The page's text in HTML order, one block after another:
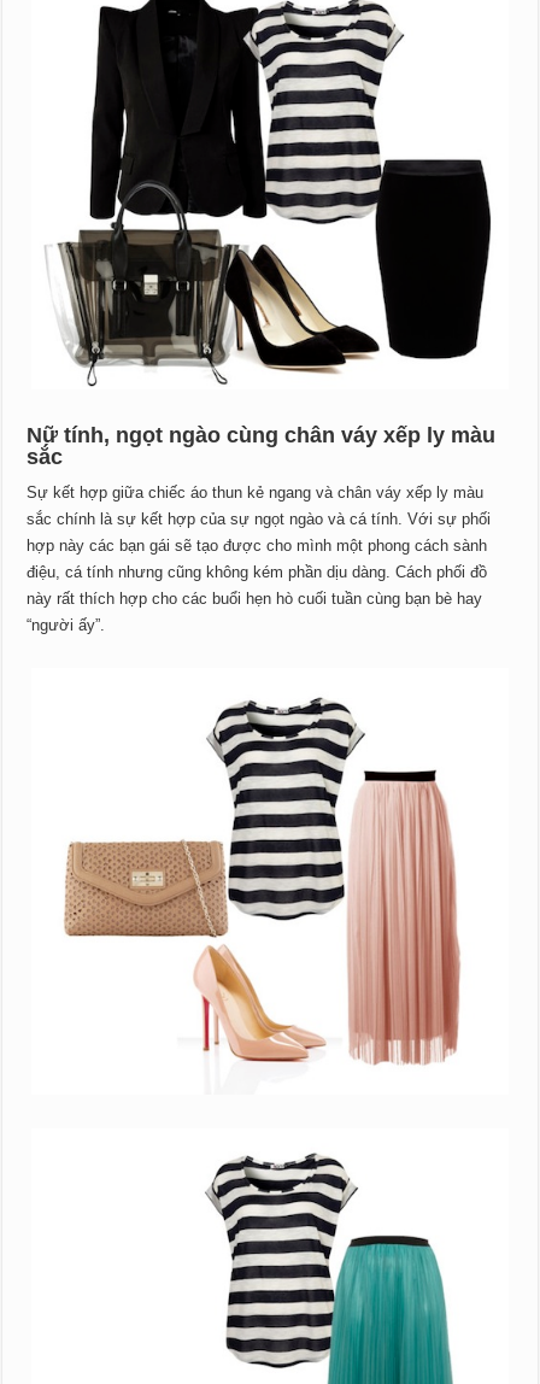
Nữ tính, ngọt ngào cùng chân váy xếp ly màu
sắc
Sự kết hợp giữa chiếc áo thun kẻ ngang và chân váy xếp ly màu
sắc chính là sự kết hợp của sự ngọt ngào và cá tính. Với sự phối
hợp này các bạn gái sẽ tạo được cho mình một phong cách sành
điệu, cá tính nhưng cũng không kém phần dịu dàng. Cách phối đồ
này rất thích hợp cho các buổi hẹn hò cuối tuần cùng bạn bè hay
“người ấy”.